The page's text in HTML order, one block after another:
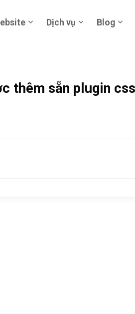
Dịch vụ Blog
thêm sẵn plugin